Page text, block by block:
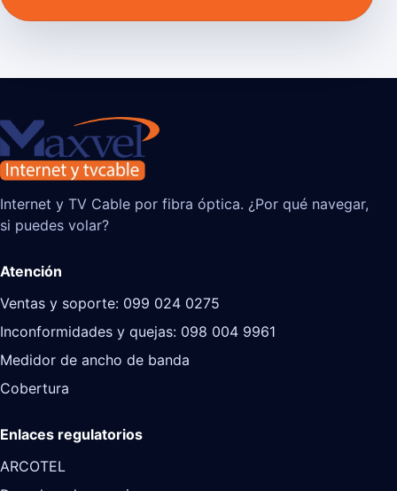
Internet y TV Cable por fibra óptica. ¿Por qué navegar,
si puedes volar?
Atención
Ventas y soporte: 099 024 0275
Inconformidades y quejas: 098 004 9961
Medidor de ancho de banda
Cobertura
Enlaces regulatorios
ARCOTEL